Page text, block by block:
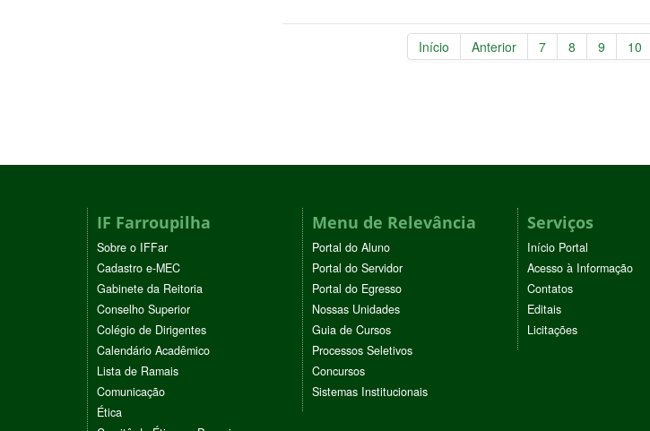
Início Anterior 7 8 9 10
IF Farroupilha
Sobre o IFFar
Cadastro e-MEC
Gabinete da Reitoria
Conselho Superior
Colégio de Dirigentes
Calendário Acadêmico
Lista de Ramais
Comunicação
Ética
Menu de Relevância
Portal do Aluno
Portal do Servidor
Portal do Egresso
Nossas Unidades
Guia de Cursos
Processos Seletivos
Concursos
Sistemas Institucionais
Serviços
Início Portal
Acesso à Informação
Contatos
Editais
Licitações